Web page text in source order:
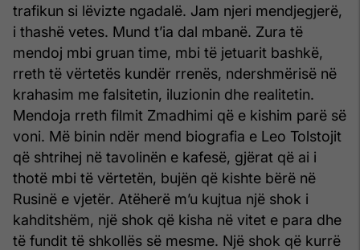
trafikun si lëvizte ngadalë. Jam njeri mendjegjerë,
i thashë vetes. Mund t’ia dal mbanë. Zura të
mendoj mbi gruan time, mbi të jetuarit bashkë,
rreth të vërtetës kundër rrenës, ndershmërisë në
krahasim me falsitetin, iluzionin dhe realitetin.
Mendoja rreth filmit Zmadhimi që e kishim parë së
voni. Më binin ndër mend biografia e Leo Tolstojit
që shtrihej në tavolinën e kafesë, gjërat që ai i
thotë mbi të vërtetën, bujën që kishte bërë në
Rusinë e vjetër. Atëherë m’u kujtua një shok i
kahditshëm, një shok që kisha në vitet e para dhe
të fundit të shkollës së mesme. Një shok që kurrë